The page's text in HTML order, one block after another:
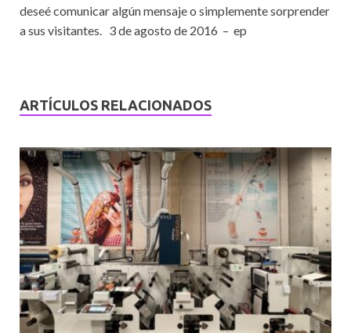
deseé comunicar algún mensaje o simplemente sorprender
a sus visitantes. 3 de agosto de 2016 – ep
ARTÍCULOS RELACIONADOS